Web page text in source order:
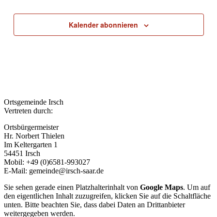
Kalender abonnieren
Ortsgemeinde Irsch
Vertreten durch:
Ortsbürgermeister
Hr. Norbert Thielen
Im Keltergarten 1
54451 Irsch
Mobil: +49 (0)6581-993027
E-Mail: gemeinde@irsch-saar.de
Sie sehen gerade einen Platzhalterinhalt von Google Maps. Um auf
den eigentlichen Inhalt zuzugreifen, klicken Sie auf die Schaltfläche
unten. Bitte beachten Sie, dass dabei Daten an Drittanbieter
weitergegeben werden.